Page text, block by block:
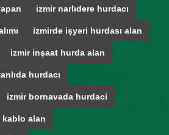
izmir narlıdere hurdacı
izmirde işyeri hurdası alan
izmir inşaat hurda alan
hurdacı
izmir bornavada hurdaci
kablo alan